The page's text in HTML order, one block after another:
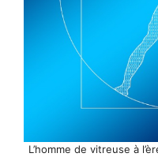
L’homme de vitreuse à